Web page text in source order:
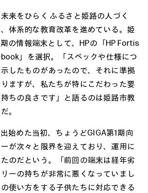
来をひらく ふるさと姫路の人づく
体系的な教育改革を進めている。姫
の情報端末として、HPの「HP Fortis
」を選択。「スペックや仕様につ
したものがあったので、それに準拠
ますが、私たちが特にこだわった要
ちの良さです」と語るのは姫路市教
。
始めた当初、ちょうどGIGA第1期向
が次々と限界を迎えており、運用に
のだという。「前回の端末は経年劣
ーの持ちが非常に悪くなっていまし
使い方をする子供たちに対応できる